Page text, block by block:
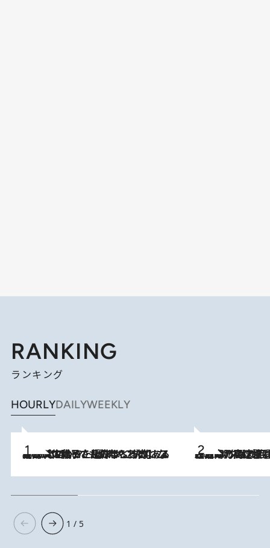
RANKING
ランキング
HOURLYDAILYWEEKLY
2026.8.5
【阿川佐和子さんの年とる力】なぜ70代で始めた趣味は“こんなに楽しい”のか？ ピアノ、俳句…スランプに陥っても続けられる“ある秘訣”とは 2026.8.7
「湘南乃風に憧れて」観客大盛上がりの“タオル回し”に、ラッパー顔負けの高速歌唱まで…さだまさし（74）のアグレッシブすぎる現在地
1 / 5